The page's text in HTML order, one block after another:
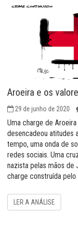
Aroeira e os
29 de junho de 2020
Uma charge de
desencadeou atitudes
tempo, uma onda de
redes sociais. Uma
nazista pelas mãos de
charge construída
LER A ANÁLISE